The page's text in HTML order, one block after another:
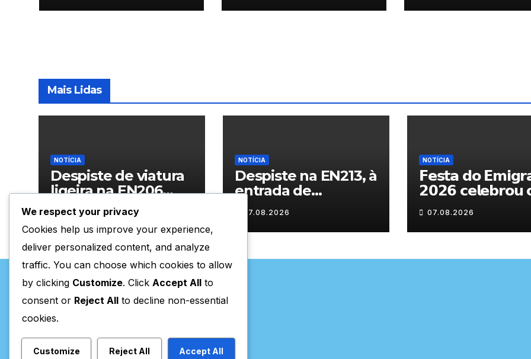
Mais Lidas
NOTÍCIA
Despiste de viatura
ligeira na EN206
junto ao
cruzamento Fornos
do Pinhal
07.08.2026
NOTÍCIA
Despiste na EN213, à
entrada de
Vilarandelo
07.08.2026
NOTÍCIA
𝗙𝗲𝘀𝘁𝗮 𝗱𝗼
𝟮𝟬𝟮𝟲 𝗰𝗲𝗹𝗲𝗯𝗿𝗼𝘂
𝗿𝗲𝗲𝗻𝗰𝗼𝗻𝘁𝗿𝗼 𝗲 𝗼𝘀
𝗹𝗮𝗰̧𝗼𝘀 𝗾𝘂𝗲 𝘂𝗻𝗲𝗺
𝗠𝘂𝗿𝗰̧𝗮
07.08.2026
Valpaços Online
We respect your privacy
Cookies help us improve your experience,
deliver personalized content, and analyze
traffic. You can choose which cookies to allow
by clicking Customize. Click Accept All to
consent or Reject All to decline non-essential
cookies.
Customize Reject All Accept All